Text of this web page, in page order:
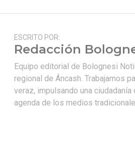
ESCRITO POR:
Redacción
Equipo editorial de Bolognesi
regional de Áncash. Trabajamos
veraz, impulsando una
agenda de los medios